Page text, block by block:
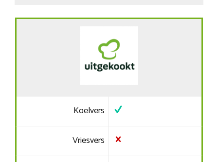
Koelvers
Vriesvers